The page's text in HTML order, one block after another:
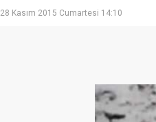
28 Kasım 2015 Cumartesi 14:10